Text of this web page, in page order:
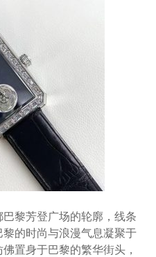
黎芳登广场的轮廓，线条
的时尚与浪漫气息凝聚于
置身于巴黎的繁华街头，